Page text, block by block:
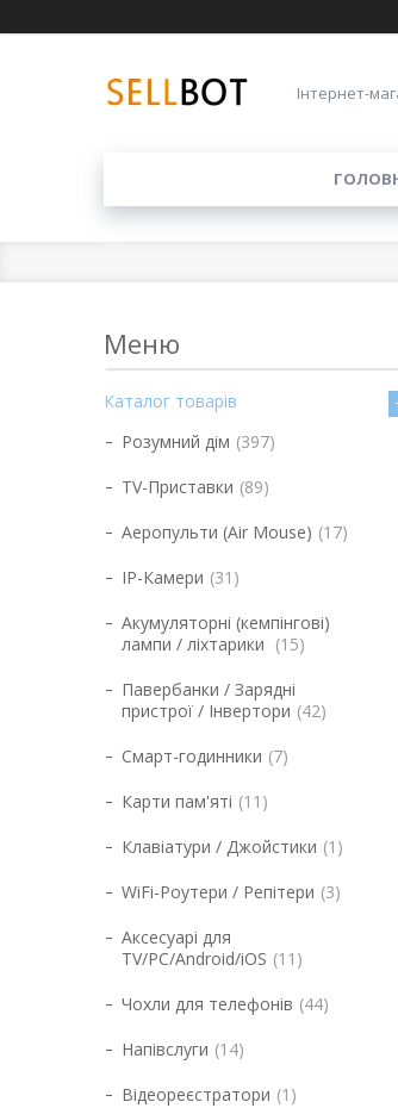
Інтернет-
Каталог товарів
Розумний дім 397
TV-Приставки 89
Аеропульти (Air Mouse) 17
IP-Камери 31
Акумуляторні (кемпінгові)
лампи / ліхтарики
15
Павербанки / Зарядні
пристрої / Інвертори 42
Смарт-годинники 7
Карти пам'яті 11
Клавіатури / Джойстики 1
WiFi-Роутери / Репітери 3
Аксесуарі для
TV/PC/Android/iOS 11
Чохли для телефонів 44
Напівслуги 14
Відеореєстратори 1